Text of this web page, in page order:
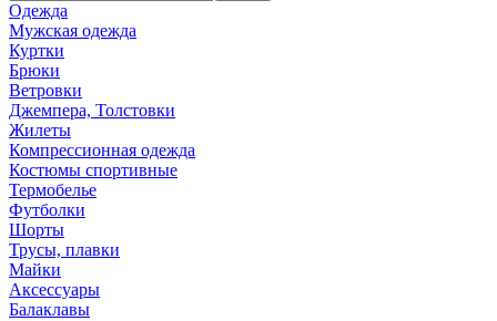
Одежда
Мужская одежда
Куртки
Брюки
Ветровки
Джемпера, Толстовки
Жилеты
Компрессионная одежда
Костюмы спортивные
Термобелье
Футболки
Шорты
Трусы, плавки
Майки
Аксессуары
Балаклавы